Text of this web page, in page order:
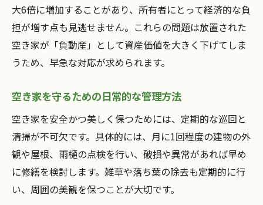
大6倍に増加することがあり、所有者にとって経済的な負
担が増す点も見逃せません。これらの問題は放置された
空き家が「負動産」として資産価値を大きく下げてしま
うため、早急な対応が求められます。
空き家を守るための日常的な管理方法
空き家を安全かつ美しく保つためには、定期的な巡回と
清掃が不可欠です。具体的には、月に1回程度の建物の外
観や屋根、雨樋の点検を行い、破損や異常があれば早め
に修繕を検討します。雑草や落ち葉の除去も定期的に行
い、周囲の美観を保つことが大切です。